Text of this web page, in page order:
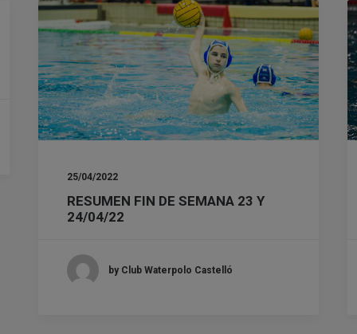
25/04/2022
RESUMEN FIN DE SEMANA 23 Y
24/04/22
by Club Waterpolo Castelló